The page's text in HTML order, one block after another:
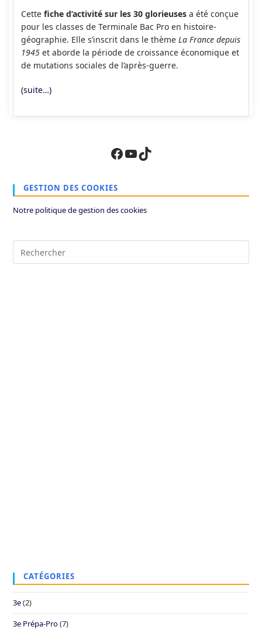
publication :
Cette fiche d’activité sur les 30 glorieusesa été conçue
pour les classes de Terminale Bac Pro en histoire-
géographie. Elle s’inscrit dans le thème La France depuis
1945et aborde la période de croissance économique et
de mutations sociales de l’après-guerre.
(suite…)
Facebook
YouTube
TikTok
GESTION DES COOKIES
Notre politique de gestion des cookies
CATÉGORIES
3e(2)
3e Prépa-Pro(7)